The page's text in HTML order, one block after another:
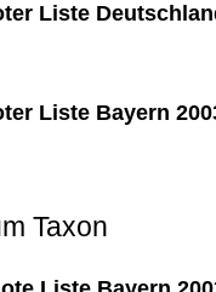
Liste
Liste Bayern
Taxon